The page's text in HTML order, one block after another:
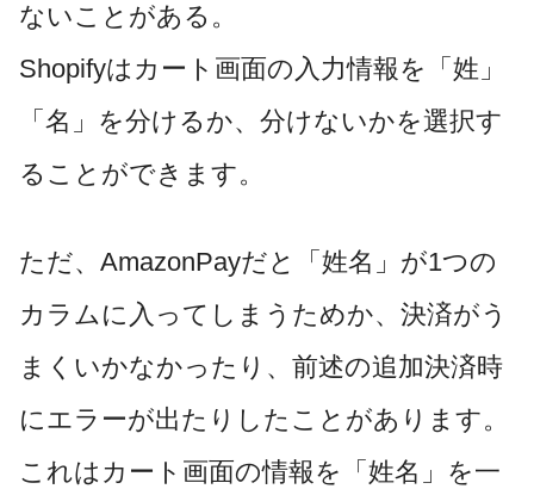
ないことがある。
Shopifyはカート画面の入力情報を「姓」
「名」を分けるか、分けないかを選択す
ることができます。
ただ、AmazonPayだと「姓名」が1つの
カラムに入ってしまうためか、決済がう
まくいかなかったり、前述の追加決済時
にエラーが出たりしたことがあります。
これはカート画面の情報を「姓名」を一